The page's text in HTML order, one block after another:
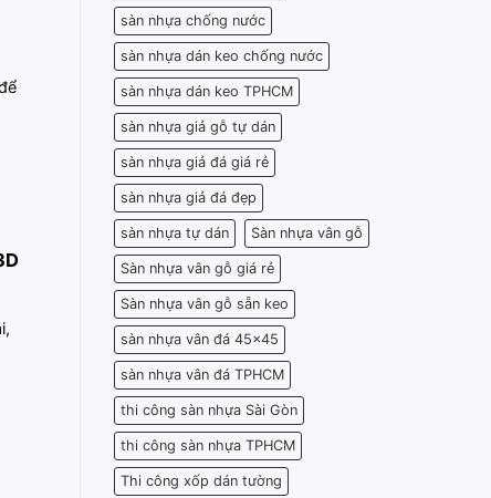
sàn nhựa chống nước
sàn nhựa dán keo chống nước
sàn nhựa dán keo TPHCM
sàn nhựa giả gỗ tự dán
sàn nhựa giả đá giá rẻ
sàn nhựa giả đá đẹp
sàn nhựa tự dán Sàn nhựa vân gỗ
Sàn nhựa vân gỗ giá rẻ
Sàn nhựa vân gỗ sẵn keo
sàn nhựa vân đá 45x45
sàn nhựa vân đá TPHCM
thi công sàn nhựa Sài Gòn
thi công sàn nhựa TPHCM
Thi công xốp dán tường